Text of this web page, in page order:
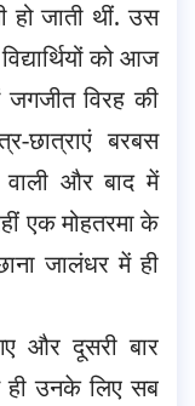
जाती थीं. उस
को आज
विरह की
छात्राएं बरबस
और बाद में
एक मोहतरमा के
जालंधर में ही
और दूसरी बार
ही उनके लिए सब